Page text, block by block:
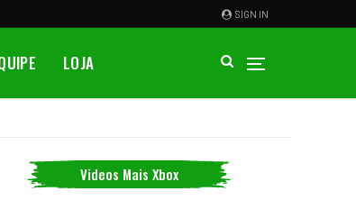
SIGN IN
LOJA
Videos Mais Xbox